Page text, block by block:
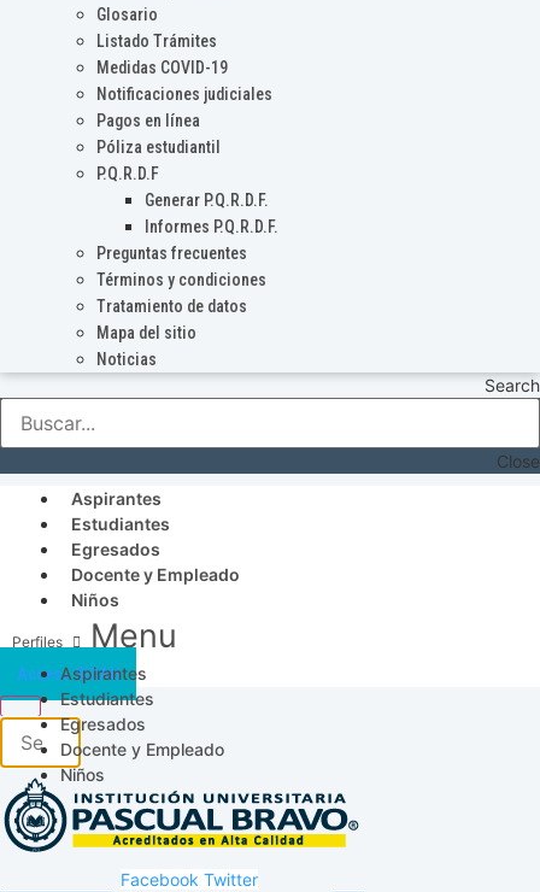
Glosario
Listado Trámites
Medidas COVID-19
Notificaciones judiciales
Pagos en línea
Póliza estudiantil
P.Q.R.D.F
Generar P.Q.R.D.F.
Informes P.Q.R.D.F.
Preguntas frecuentes
Términos y condiciones
Tratamiento de datos
Mapa del sitio
Noticias
Search
Close
Aspirantes
Estudiantes
Egresados
Docente y Empleado
Niños
Menu
Aspirantes
Estudiantes
Egresados
Docente y Empleado
Niños
Acceso SICAU
Facebook Twitter